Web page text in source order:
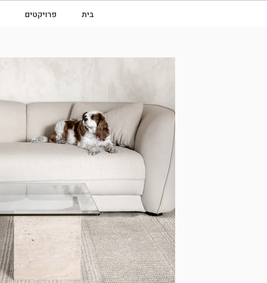
בית פרויקטים